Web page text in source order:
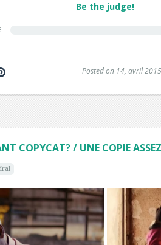
Be the judge!
Posted on 14, avril 2015
COPYCAT? / UNE COPIE